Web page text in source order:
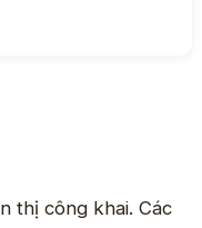
thị công khai. Các